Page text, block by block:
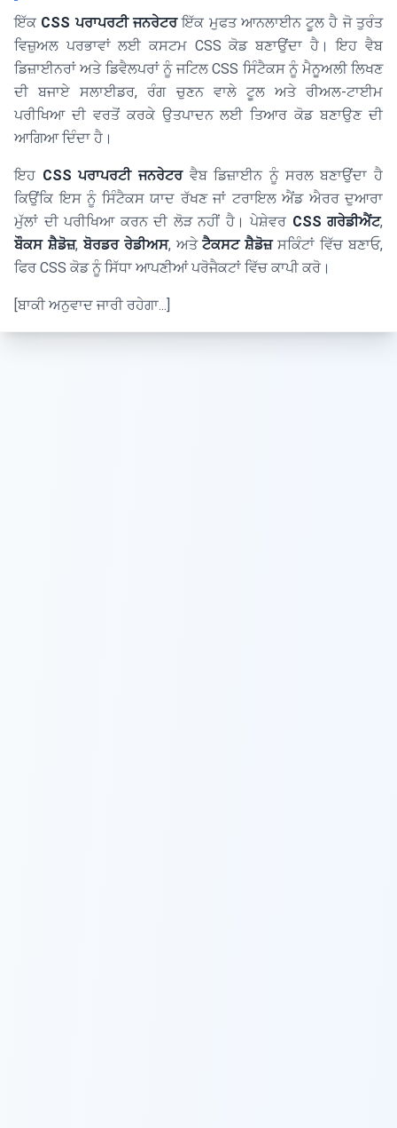
ਇੱਕ CSS ਪਰਾਪਰਟੀ ਜਨਰੇਟਰਇੱਕ ਮੁਫਤ ਆਨਲਾਈਨ ਟੂਲ ਹੈ ਜੋ ਤੁਰੰਤ
ਵਿਜ਼ੁਅਲ ਪਰਭਾਵਾਂ ਲਈ ਕਸਟਮ CSS ਕੋਡ ਬਣਾਉਂਦਾ ਹੈ। ਇਹ ਵੈਬ
ਡਿਜ਼ਾਈਨਰਾਂ ਅਤੇ ਡਿਵੈਲਪਰਾਂ ਨੂੰ ਜਟਿਲ CSS ਸਿੰਟੈਕਸ ਨੂੰ ਮੈਨੂਅਲੀ ਲਿਖਣ
ਦੀ ਬਜਾਏ ਸਲਾਈਡਰ, ਰੰਗ ਚੁਣਨ ਵਾਲੇ ਟੂਲ ਅਤੇ ਰੀਅਲ-ਟਾਈਮ
ਪਰੀਖਿਆ ਦੀ ਵਰਤੋਂ ਕਰਕੇ ਉਤਪਾਦਨ ਲਈ ਤਿਆਰ ਕੋਡ ਬਣਾਉਣ ਦੀ
ਆਗਿਆ ਦਿੰਦਾ ਹੈ।
ਇਹ CSS ਪਰਾਪਰਟੀ ਜਨਰੇਟਰਵੈਬ ਡਿਜ਼ਾਈਨ ਨੂੰ ਸਰਲ ਬਣਾਉਂਦਾ ਹੈ
ਕਿਉਂਕਿ ਇਸ ਨੂੰ ਸਿੰਟੈਕਸ ਯਾਦ ਰੱਖਣ ਜਾਂ ਟਰਾਇਲ ਐਂਡ ਐਰਰ ਦੁਆਰਾ
ਮੁੱਲਾਂ ਦੀ ਪਰੀਖਿਆ ਕਰਨ ਦੀ ਲੋੜ ਨਹੀਂ ਹੈ। ਪੇਸ਼ੇਵਰ CSS ਗਰੇਡੀਐਂਟ,
ਬੌਕਸ ਸ਼ੈਡੋਜ਼,ਬੋਰਡਰ ਰੇਡੀਅਸ, ਅਤੇਟੈਕਸਟ ਸ਼ੈਡੋਜ਼ਸਕਿੰਟਾਂ ਵਿੱਚ ਬਣਾਓ,
ਫਿਰ CSS ਕੋਡ ਨੂੰ ਸਿੱਧਾ ਆਪਣੀਆਂ ਪਰੋਜੈਕਟਾਂ ਵਿੱਚ ਕਾਪੀ ਕਰੋ।
[ਬਾਕੀ ਅਨੁਵਾਦ ਜਾਰੀ ਰਹੇਗਾ...]